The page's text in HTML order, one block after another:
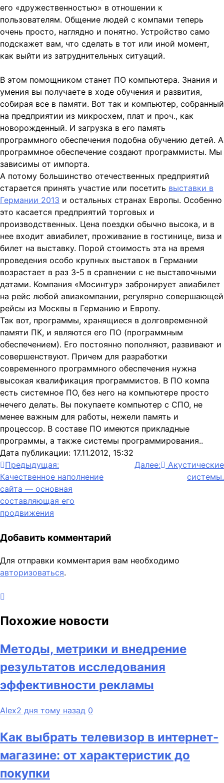
его «дружественностью» в отношении к
пользователям. Общение людей с компами теперь
очень просто, наглядно и понятно. Устройство само
подскажет вам, что сделать в тот или иной момент,
как выйти из затруднительных ситуаций.
В этом помощником станет ПО компьютера. Знания и
умения вы получаете в ходе обучения и развития,
собирая все в памяти. Вот так и компьютер, собранный
на предприятии из микросхем, плат и проч., как
новорожденный. И загрузка в его память
программного обеспечения подобна обучению детей. А
программное обеспечение создают программисты. Мы
зависимы от импорта.
А потому большинство отечественных предприятий
старается принять участие или посетить выставки в
Германии 2013 и остальных странах Европы. Особенно
это касается предприятий торговых и
производственных. Цена поездки обычно высока, и в
нее входит авиабилет, проживание в гостинице, виза и
билет на выставку. Порой стоимость эта на время
проведения особо крупных выставок в Германии
возрастает в раз 3-5 в сравнении с не выставочными
датами. Компания «Мосинтур» забронирует авиабилет
на рейс любой авиакомпании, регулярно совершающей
рейсы из Москвы в Германию и Европу.
Так вот, программы, хранящиеся в долговременной
памяти ПК, и являются его ПО (программным
обеспечением). Его постоянно пополняют, развивают и
совершенствуют. Причем для разработки
современного программного обеспечения нужна
высокая квалификация программистов. В ПО компа
есть системное ПО, без него на компьютере просто
нечего делать. Вы покупаете компьютер с СПО, не
менее важным для работы, нежели память и
процессор. В составе ПО имеются прикладные
программы, а также системы программирования..
Дата публикации: 17.11.2012, 15:32
Навигация
по
записям
Предыдущая:
Качественное наполнение
сайта — основная
составляющая его
продвижения
Далее:
Акустические
системы.
Добавить комментарий
Для отправки комментария вам необходимо
авторизоваться.
Похожие новости
Методы, метрики и внедрение
результатов исследования
эффективности рекламы
Alex2 дня тому назад 0
Как выбрать телевизор в интернет-
магазине: от характеристик до
покупки